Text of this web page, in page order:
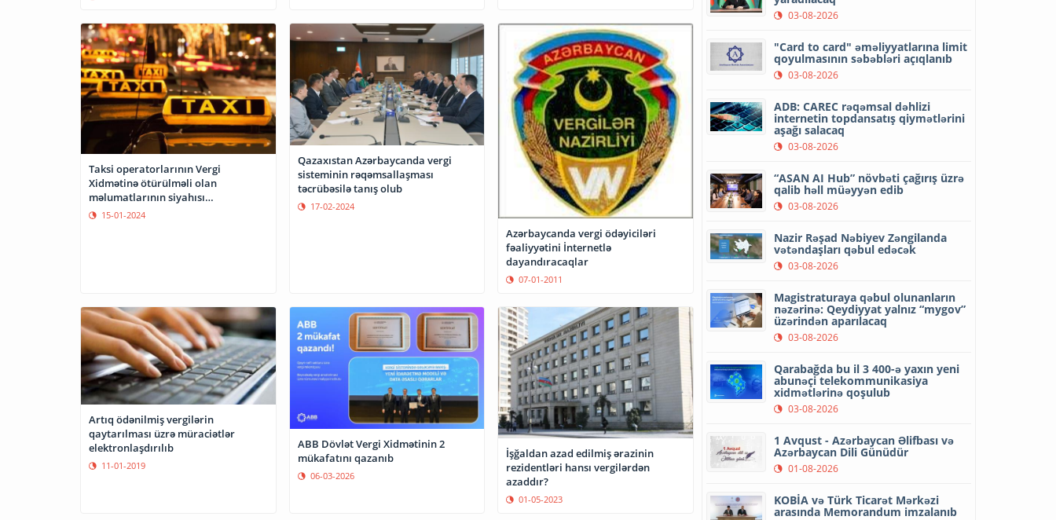
Taksi operatorlarının Vergi
Xidmətinə ötürülməli olan
məlumatlarının siyahısı
hazırlanacaq
15-01-2024
Qazaxıstan Azərbaycanda vergi
sisteminin rəqəmsallaşması
təcrübəsilə tanış olub
17-02-2024
Azərbaycanda vergi ödəyiciləri
fəaliyyətini İnternetlə
dayandıracaqlar
07-01-2011
Artıq ödənilmiş vergilərin
qaytarılması üzrə müraciətlər
elektronlaşdırılıb
11-01-2019
ABB Dövlət Vergi Xidmətinin 2
mükafatını qazanıb
06-03-2026
İşğaldan azad edilmiş ərazinin
rezidentləri hansı vergilərdən
azaddır?
01-05-2023
03-08-2026
"Card to card" əməliyyatlarına limit
qoyulmasının səbəbləri açıqlanıb
03-08-2026
ADB: CAREC rəqəmsal dəhlizi
internetin topdansatış qiymətlərini
aşağı salacaq
03-08-2026
“ASAN AI Hub” növbəti çağırış üzrə
qalib həll müəyyən edib
03-08-2026
Nazir Rəşad Nəbiyev Zəngilanda
vətəndaşları qəbul edəcək
03-08-2026
Magistraturaya qəbul olunanların
nəzərinə: Qeydiyyat yalnız “mygov”
üzərindən aparılacaq
03-08-2026
Qarabağda bu il 3 400-ə yaxın yeni
abunəçi telekommunikasiya
xidmətlərinə qoşulub
03-08-2026
1 Avqust - Azərbaycan Əlifbası və
Azərbaycan Dili Günüdür
01-08-2026
KOBİA və Türk Ticarət Mərkəzi
arasında Memorandum imzalanıb